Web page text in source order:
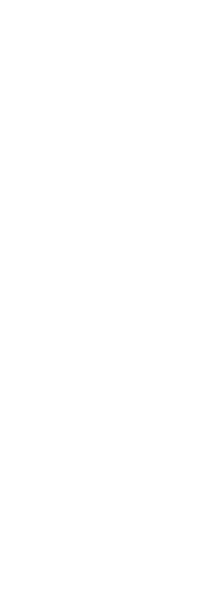
Flüchtlingen:
Angaben erforderlich ist.
entstehen (zum Beispiel
(PStG-DVO) (Erhebung